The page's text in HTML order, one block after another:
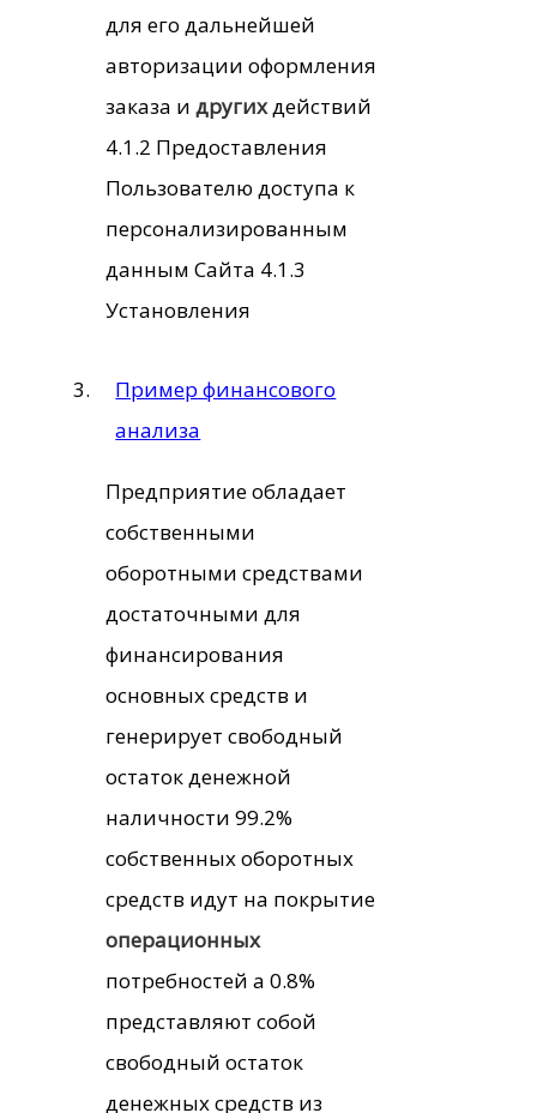
для его дальнейшей
авторизации оформления
заказа и другихдействий
4.1.2 Предоставления
Пользователю доступа к
персонализированным
данным Сайта 4.1.3
Установления
Пример финансового
анализа
Предприятие обладает
собственными
оборотными средствами
достаточными для
финансирования
основных средств и
генерирует свободный
остаток денежной
наличности 99.2%
собственных оборотных
средств идут на покрытие
операционных
потребностей а 0.8%
представляют собой
свободный остаток
денежных средств из